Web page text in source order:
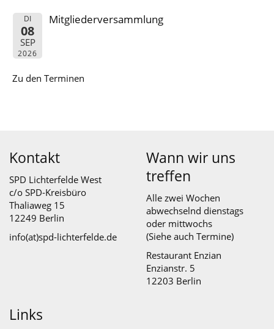
DI
08
SEP
2026
Mitgliederversammlung
Zu den Terminen
Kontakt
SPD Lichterfelde West
c/o SPD-Kreisbüro
Thaliaweg 15
12249 Berlin
info(at)spd-lichterfelde.de
Wann wir uns
treffen
Alle zwei Wochen
abwechselnd dienstags
oder mittwochs
(Siehe auch Termine)
Restaurant Enzian
Enzianstr. 5
12203 Berlin
Links